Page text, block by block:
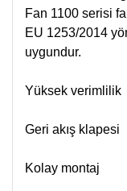
Fan 1100 serisi
EU 1253/2014
uygundur.
Yüksek verimlilik
Geri akış klapesi
Kolay montaj